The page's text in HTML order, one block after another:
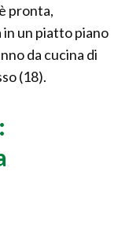
pronta,
un piatto piano
da cucina di
(18).